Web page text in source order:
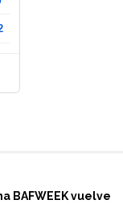
BAFWEEK vuelve